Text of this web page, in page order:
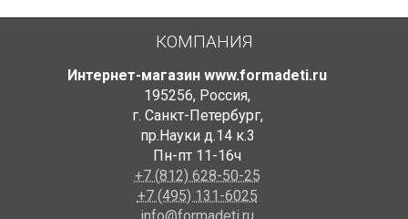
КОМПАНИЯ
Интернет-магазин www.formadeti.ru
195256, Россия,
г. Санкт-Петербург,
пр.Науки д.14 к.3
Пн-пт 11-16ч
+7 (812) 628-50-25
+7 (495) 131-6025